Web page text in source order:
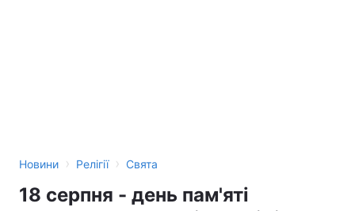
Новини › Релігії › Свята
18 серпня - день пам'яті